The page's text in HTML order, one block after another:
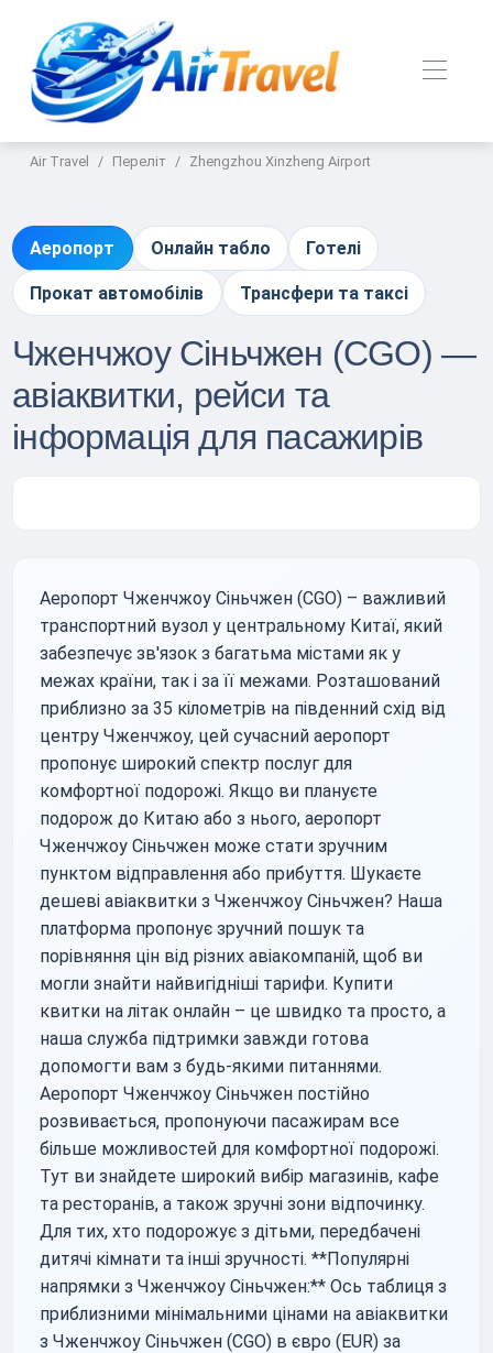
Air Travel Переліт Zhengzhou Xinzheng Airport
Аеропорт Онлайн табло Готелі
Прокат автомобілів Трансфери та таксі
Чженчжоу Сіньчжен (CGO) —
авіаквитки, рейси та
інформація для пасажирів
Аеропорт Чженчжоу Сіньчжен (CGO) – важливий
транспортний вузол у центральному Китаї, який
забезпечує зв'язок з багатьма містами як у
межах країни, так і за її межами. Розташований
приблизно за 35 кілометрів на південний схід від
центру Чженчжоу, цей сучасний аеропорт
пропонує широкий спектр послуг для
комфортної подорожі. Якщо ви плануєте
подорож до Китаю або з нього, аеропорт
Чженчжоу Сіньчжен може стати зручним
пунктом відправлення або прибуття. Шукаєте
дешеві авіаквитки з Чженчжоу Сіньчжен? Наша
платформа пропонує зручний пошук та
порівняння цін від різних авіакомпаній, щоб ви
могли знайти найвигідніші тарифи. Купити
квитки на літак онлайн – це швидко та просто, а
наша служба підтримки завжди готова
допомогти вам з будь-якими питаннями.
Аеропорт Чженчжоу Сіньчжен постійно
розвивається, пропонуючи пасажирам все
більше можливостей для комфортної подорожі.
Тут ви знайдете широкий вибір магазинів, кафе
та ресторанів, а також зручні зони відпочинку.
Для тих, хто подорожує з дітьми, передбачені
дитячі кімнати та інші зручності. **Популярні
напрямки з Чженчжоу Сіньчжен:** Ось таблиця з
приблизними мінімальними цінами на авіаквитки
з Чженчжоу Сіньчжен (CGO) в євро (EUR) за